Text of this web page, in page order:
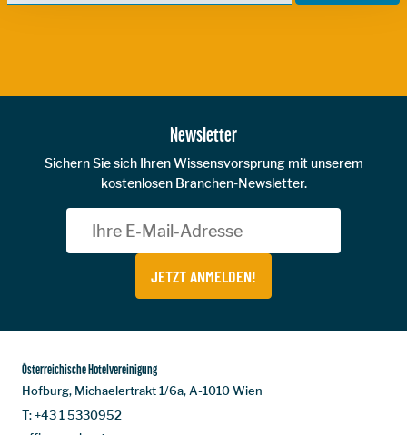
Newsletter
Sichern Sie sich Ihren Wissensvorsprung mit unserem
kostenlosen Branchen-Newsletter.
JETZT ANMELDEN!
Österreichische Hotelvereinigung
Hofburg, Michaelertrakt 1/6a, A-1010 Wien
T:+43 1 5330952